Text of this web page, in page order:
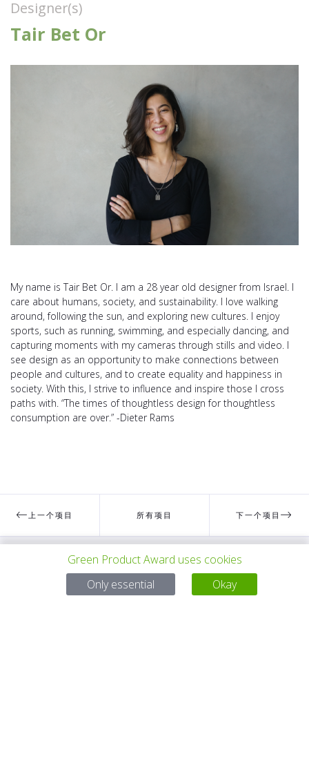
Designer(s)
Tair Bet Or
My name is Tair Bet Or. I am a 28 year old designer from Israel. I
care about humans, society, and sustainability. I love walking
around, following the sun, and exploring new cultures. I enjoy
sports, such as running, swimming, and especially dancing, and
capturing moments with my cameras through stills and video. I
see design as an opportunity to make connections between
people and cultures, and to create equality and happiness in
society. With this, I strive to influence and inspire those I cross
paths with. “The times of thoughtless design for thoughtless
consumption are over.” -Dieter Rams
上一个项目 所有项目 下一个项目
有问题吗？
Green Product Award uses cookies
Only essential
Okay